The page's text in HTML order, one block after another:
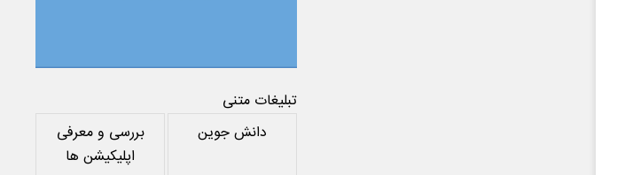
تبلیغات متنی
دانش جوین
بررسی و معرفی
اپلیکیشن ها